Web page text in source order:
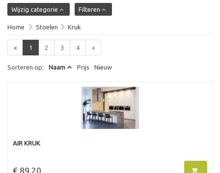
Wijzig categorie Filteren
Home Stoelen Kruk
« 1 2 3 4 »
Sorteren op: Naam Prijs Nieuw
AIR KRUK
€ 89.20